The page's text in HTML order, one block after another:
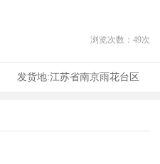
浏览次数： 49次
发货地:江苏省南京雨花台区